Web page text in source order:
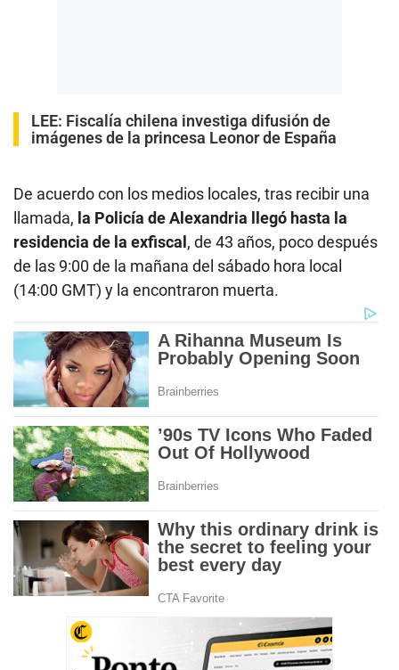
LEE: Fiscalía chilena investiga difusión de
imágenes de la princesa Leonor de España
De acuerdo con los medios locales, tras recibir una
llamada, la Policía de Alexandria llegó hasta la
residencia de la exfiscal, de 43 años, poco después
de las 9:00 de la mañana del sábado hora local
(14:00 GMT) y la encontraron muerta.